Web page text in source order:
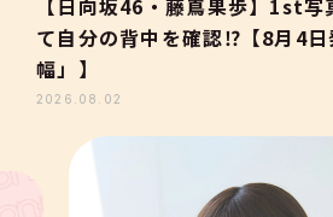
3
4
【日向坂46・藤嶌果歩】1st
て自分の背中を確認⁉【8月4
幅」】
2026.08.02